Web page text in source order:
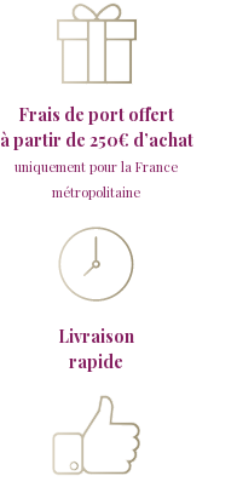
Frais de port offert
à partir de 250€ d’achat
uniquement pour la France
métropolitaine
Livraison
rapide